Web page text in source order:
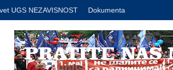
UGS NEZAVISNOST Dokumenta